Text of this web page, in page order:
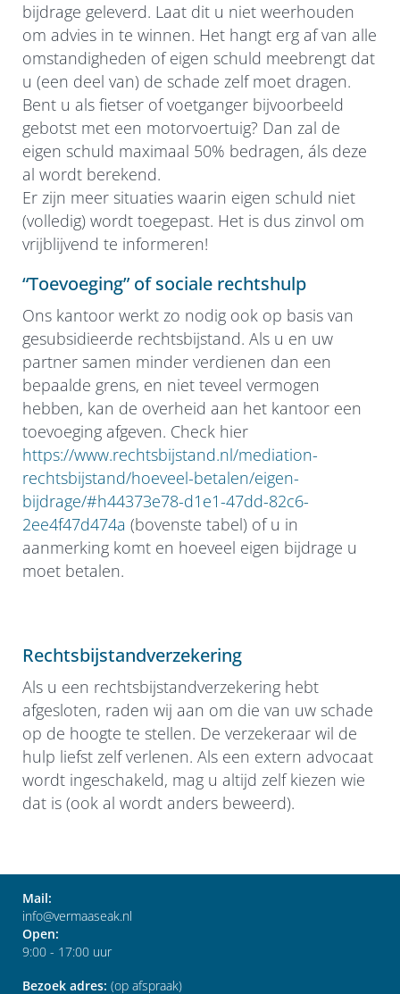
bijdrage geleverd. Laat dit u niet weerhouden
om advies in te winnen. Het hangt erg af van alle
omstandigheden of eigen schuld meebrengt dat
u (een deel van) de schade zelf moet dragen.
Bent u als fietser of voetganger bijvoorbeeld
gebotst met een motorvoertuig? Dan zal de
eigen schuld maximaal 50% bedragen, áls deze
al wordt berekend.
Er zijn meer situaties waarin eigen schuld niet
(volledig) wordt toegepast. Het is dus zinvol om
vrijblijvend te informeren!
“Toevoeging” of sociale rechtshulp
Ons kantoor werkt zo nodig ook op basis van
gesubsidieerde rechtsbijstand. Als u en uw
partner samen minder verdienen dan een
bepaalde grens, en niet teveel vermogen
hebben, kan de overheid aan het kantoor een
toevoeging afgeven. Check hier
https://www.rechtsbijstand.nl/mediation-
rechtsbijstand/hoeveel-betalen/eigen-
bijdrage/#h44373e78-d1e1-47dd-82c6-
2ee4f47d474a (bovenste tabel) of u in
aanmerking komt en hoeveel eigen bijdrage u
moet betalen.
Rechtsbijstandverzekering
Als u een rechtsbijstandverzekering hebt
afgesloten, raden wij aan om die van uw schade
op de hoogte te stellen. De verzekeraar wil de
hulp liefst zelf verlenen. Als een extern advocaat
wordt ingeschakeld, mag u altijd zelf kiezen wie
dat is (ook al wordt anders beweerd).
Mail:
info@vermaaseak.nl
Open:
9:00 - 17:00 uur
Bezoek adres: (op afspraak)